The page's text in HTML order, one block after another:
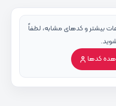
بیشتر و کدهای مشابه، لطفاً
کدها